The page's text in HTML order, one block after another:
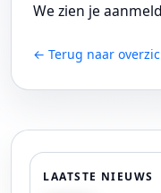
We zien je
← Terug naar
LAATSTE NIEUWS